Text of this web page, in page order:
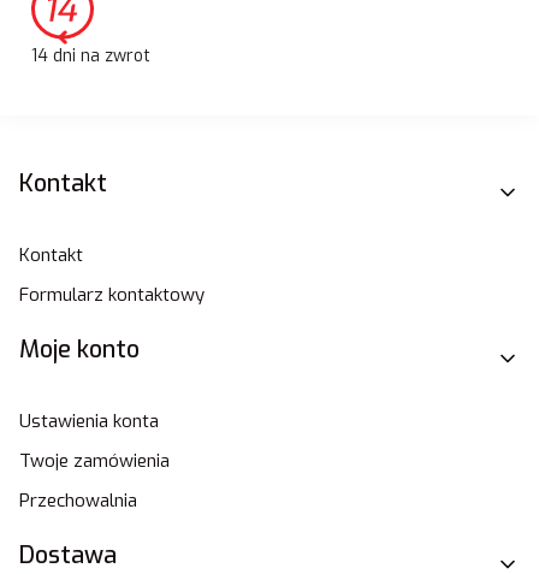
14 dni na zwrot
Linki w stopce
Kontakt
Kontakt
Formularz kontaktowy
Moje konto
Ustawienia konta
Twoje zamówienia
Przechowalnia
Dostawa